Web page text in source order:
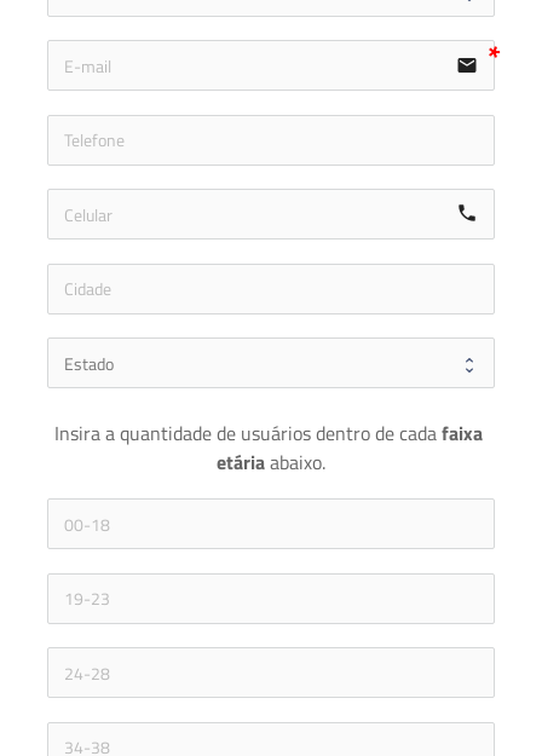
email
call
Insira a quantidade de usuários dentro de cada faixa
etária abaixo.